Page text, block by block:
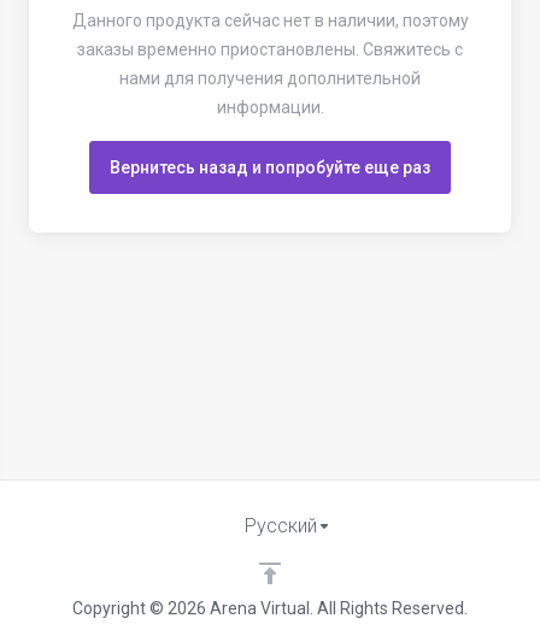
Данного продукта сейчас нет в наличии, поэтому
заказы временно приостановлены. Свяжитесь с
нами для получения дополнительной
информации.
Вернитесь назад и попробуйте еще раз
Copyright © 2026 Arena Virtual. All Rights Reserved.
Русский